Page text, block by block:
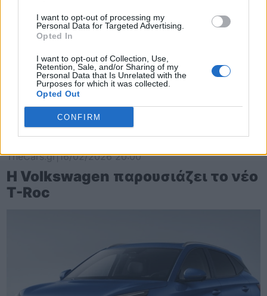
I want to opt-out of processing my
Personal Data for Targeted Advertising.
Opted In
I want to opt-out of Collection, Use,
Retention, Sale, and/or Sharing of my
Personal Data that Is Unrelated with the
Purposes for which it was collected.
Opted Out
CONFIRM
TheCars.gr|16/02/2026 20:00
Η Volkswagen παρουσιάζει το νέο
T-Roc